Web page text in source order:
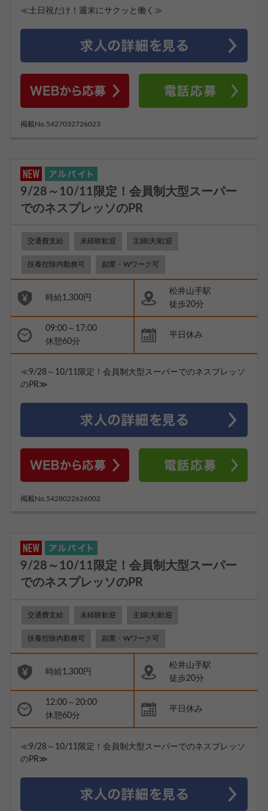
≪土日祝だけ！週末にサクッと働く≫
掲載No.5427032726023
9/28～10/11限定！会員制大型スーパー
でのネスプレッソのPR
交通費支給 未経験歓迎 主婦(夫)歓迎
扶養控除内勤務可 副業・Wワーク可
時給1,300円
松井山手駅
徒歩20分
09:00～17:00
休憩60分
平日休み
≪9/28～10/11限定！会員制大型スーパーでのネスプレッソ
のPR≫
掲載No.5428022626002
9/28～10/11限定！会員制大型スーパー
でのネスプレッソのPR
交通費支給 未経験歓迎 主婦(夫)歓迎
扶養控除内勤務可 副業・Wワーク可
時給1,300円
松井山手駅
徒歩20分
12:00～20:00
休憩60分
平日休み
≪9/28～10/11限定！会員制大型スーパーでのネスプレッソ
のPR≫